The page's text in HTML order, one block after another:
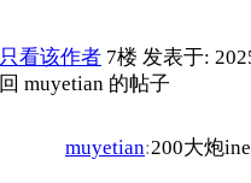
只看该作者 7楼 发表于:
回 muyetian 的帖子
muyetian:200大炮